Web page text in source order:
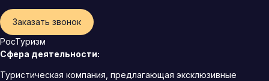
Заказать звонок
РосТуризм
Сфера деятельности:
Туристическая компания, предлагающая эксклюзивные